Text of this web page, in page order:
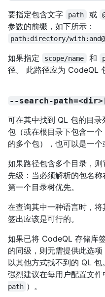
要指定包含文字 path 或
参数的前缀，如下所示：
path:directory/
如果指定
scope/name 和
径。 此路径应为 CodeQL
--search-
可在其中找到 QL 包的目
包（或在根目录下包含一个
的多个包），也可以是一个
如果路径包含多个目录，
先级：当必须解析的包名
第一个目录树优先。
在查询其中一种语言时，
签出应该是可行的。
如果已将 CodeQL 存储库
的同级，则无需提供此选
以其他方式找不到的 QL 包
强烈建议在每用户配置文件
path ）。